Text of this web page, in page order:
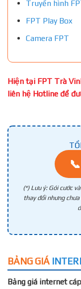
Truyền hình
FPT Play Box
Camera FPT
Hiện tại FPT Trà
liên hệ Hotline để
(*) Lưu ý: Gói cước
thay đổi nhưng
BẢNG GIÁ
Bảng giá internet